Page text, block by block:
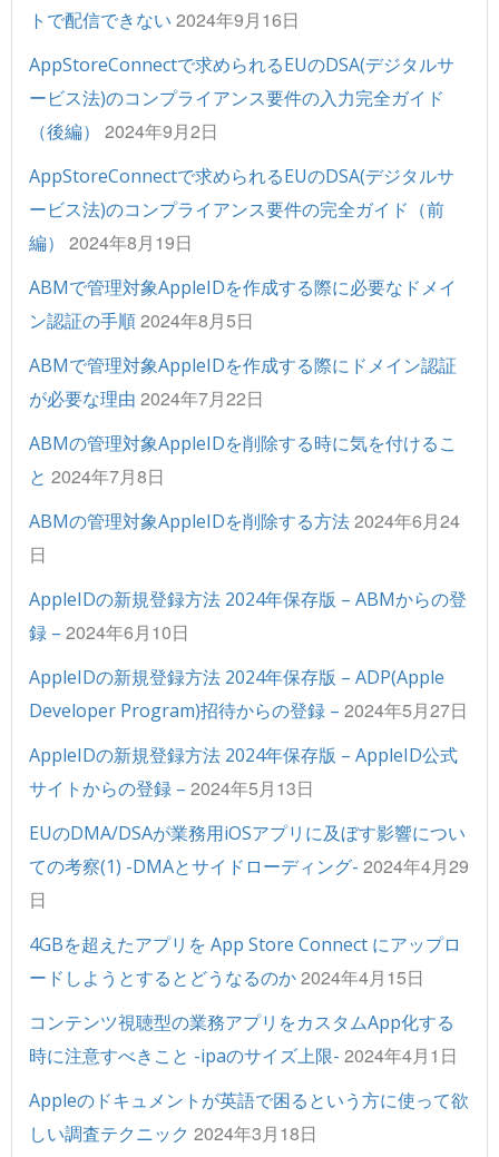
トで配信できない 2024年9月16日
AppStoreConnectで求められるEUのDSA(デジタルサ
ービス法)のコンプライアンス要件の入力完全ガイド
（後編）
2024年9月2日
AppStoreConnectで求められるEUのDSA(デジタルサ
ービス法)のコンプライアンス要件の完全ガイド（前
編）
2024年8月19日
ABMで管理対象AppleIDを作成する際に必要なドメイ
ン認証の手順2024年8月5日
ABMで管理対象AppleIDを作成する際にドメイン認証
が必要な理由 2024年7月22日
ABMの管理対象AppleIDを削除する時に気を付けるこ
と 2024年7月8日
ABMの管理対象AppleIDを削除する方法2024年6月24
日
AppleIDの新規登録方法 2024年保存版 – ABMからの登
録 – 2024年6月10日
AppleIDの新規登録方法 2024年保存版 – ADP(Apple
Developer Program)招待からの登録 – 2024年5月27日
AppleIDの新規登録方法 2024年保存版 – AppleID公式
サイトからの登録 – 2024年5月13日
EUのDMA/DSAが業務用iOSアプリに及ぼす影響につい
ての考察(1) -DMAとサイドローディング- 2024年4月29
日
4GBを超えたアプリを App Store Connect にアップロ
ードしようとするとどうなるのか2024年4月15日
コンテンツ視聴型の業務アプリをカスタムApp化する
時に注意すべきこと -ipaのサイズ上限- 2024年4月1日
Appleのドキュメントが英語で困るという方に使って欲
しい調査テクニック 2024年3月18日